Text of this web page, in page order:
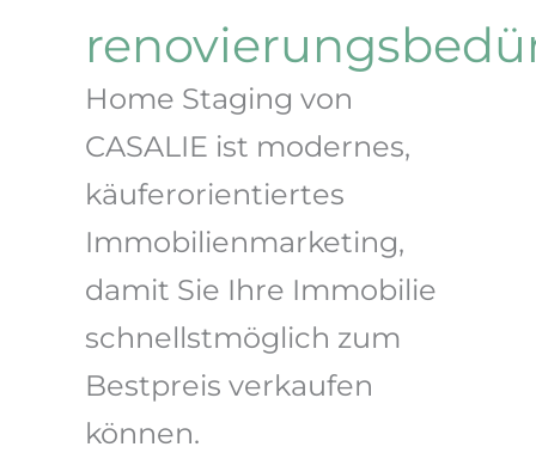
Home Staging von
CASALIE ist modernes,
käuferorientiertes
Immobilienmarketing,
damit Sie Ihre Immobilie
schnellstmöglich zum
Bestpreis verkaufen
können.